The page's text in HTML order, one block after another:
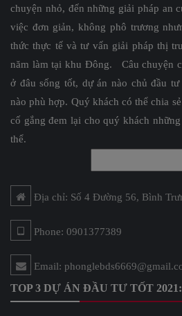
chuyện nhỏ, đến những giải pháp an
việc đơn giản, không phô trương
thức thực tế và tư vấn giải pháp thị
năm làm tại khu Đông. Câu chuyện
ở đâu sống tốt, dự án nào chủ đầu
nào phù hợp. Quý khách có thể chia
cố gắng đem lại cho quý khách
thể.
Địa chỉ: Số 4 Đường 56, Bình
Phone: 0901377389
Email:
TOP 3 DỰ ÁN ĐẦU TƯ TỐT 2021: